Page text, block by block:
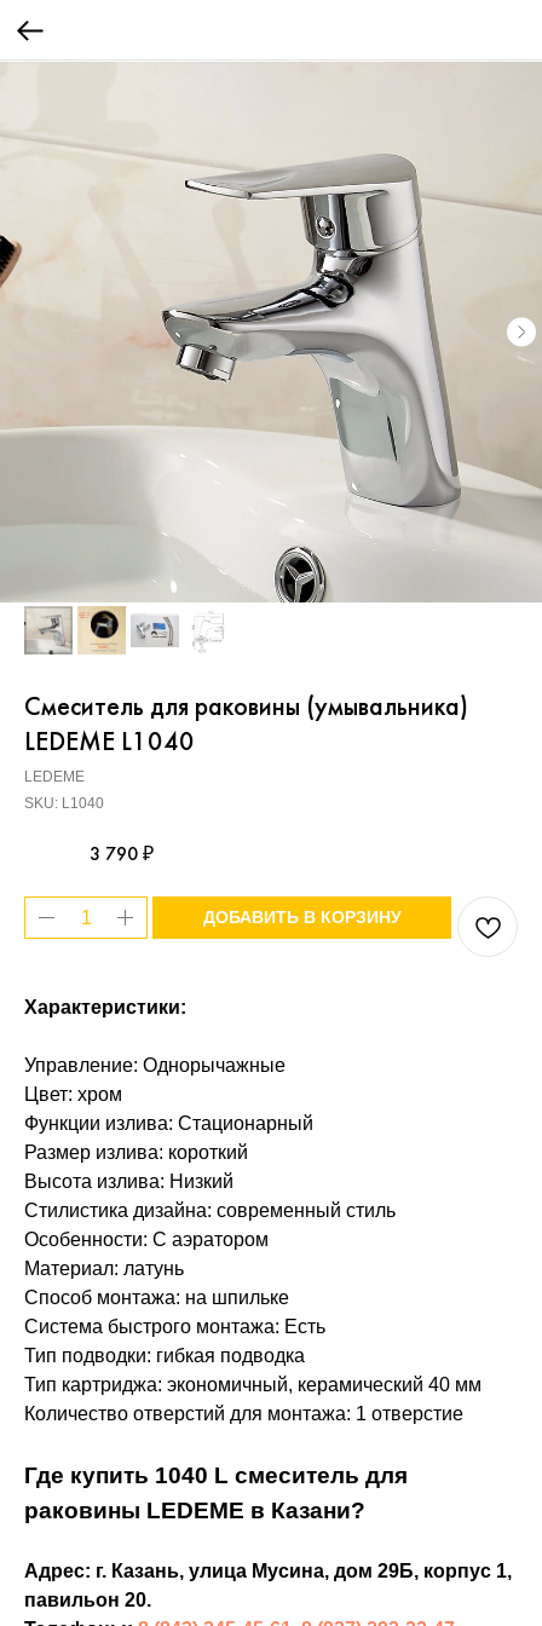
Смеситель для раковины (умывальника)
LEDEME L1040
LEDEME
SKU: L1040
3 790 ₽
ДОБАВИТЬ В КОРЗИНУ
Характеристики:
Управление: Однорычажные
Цвет: хром
Функции излива: Стационарный
Размер излива: короткий
Высота излива: Низкий
Стилистика дизайна: современный стиль
Особенности: С аэратором
Материал: латунь
Способ монтажа: на шпильке
Система быстрого монтажа: Есть
Тип подводки: гибкая подводка
Тип картриджа: экономичный, керамический 40 мм
Количество отверстий для монтажа: 1 отверстие
Где купить 1040 L смеситель для
раковины LEDEME в Казани?
Адрес: г. Казань, улица Мусина, дом 29Б, корпус 1,
павильон 20.